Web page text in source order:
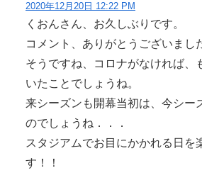
2020年12月20日 12:22 PM
くおんさん、お久しぶりです。
コメント、ありがとうございまし
そうですね、コロナがなければ、
いたことでしょうね。
来シーズンも開幕当初は、今シー
のでしょうね．．．
スタジアムでお目にかかれる日を
す！！